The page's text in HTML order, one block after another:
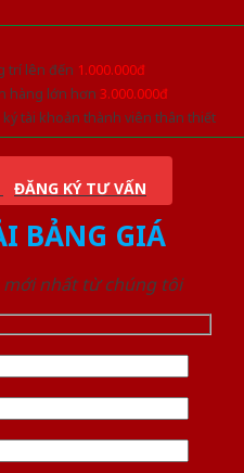
trí lên đến 1.000.000đ
hàng lớn hơn 3.000.000đ
tài khoản thành viên thân thiết
ĐĂNG KÝ TƯ VẤN
BẢNG GIÁ
nhất từ chúng tôi